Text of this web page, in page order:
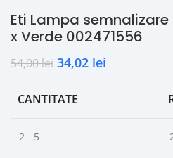
Eti Lampa semnalizare
x Verde 002471556
54,00lei 34,02 lei
CANTITATE
2 - 5